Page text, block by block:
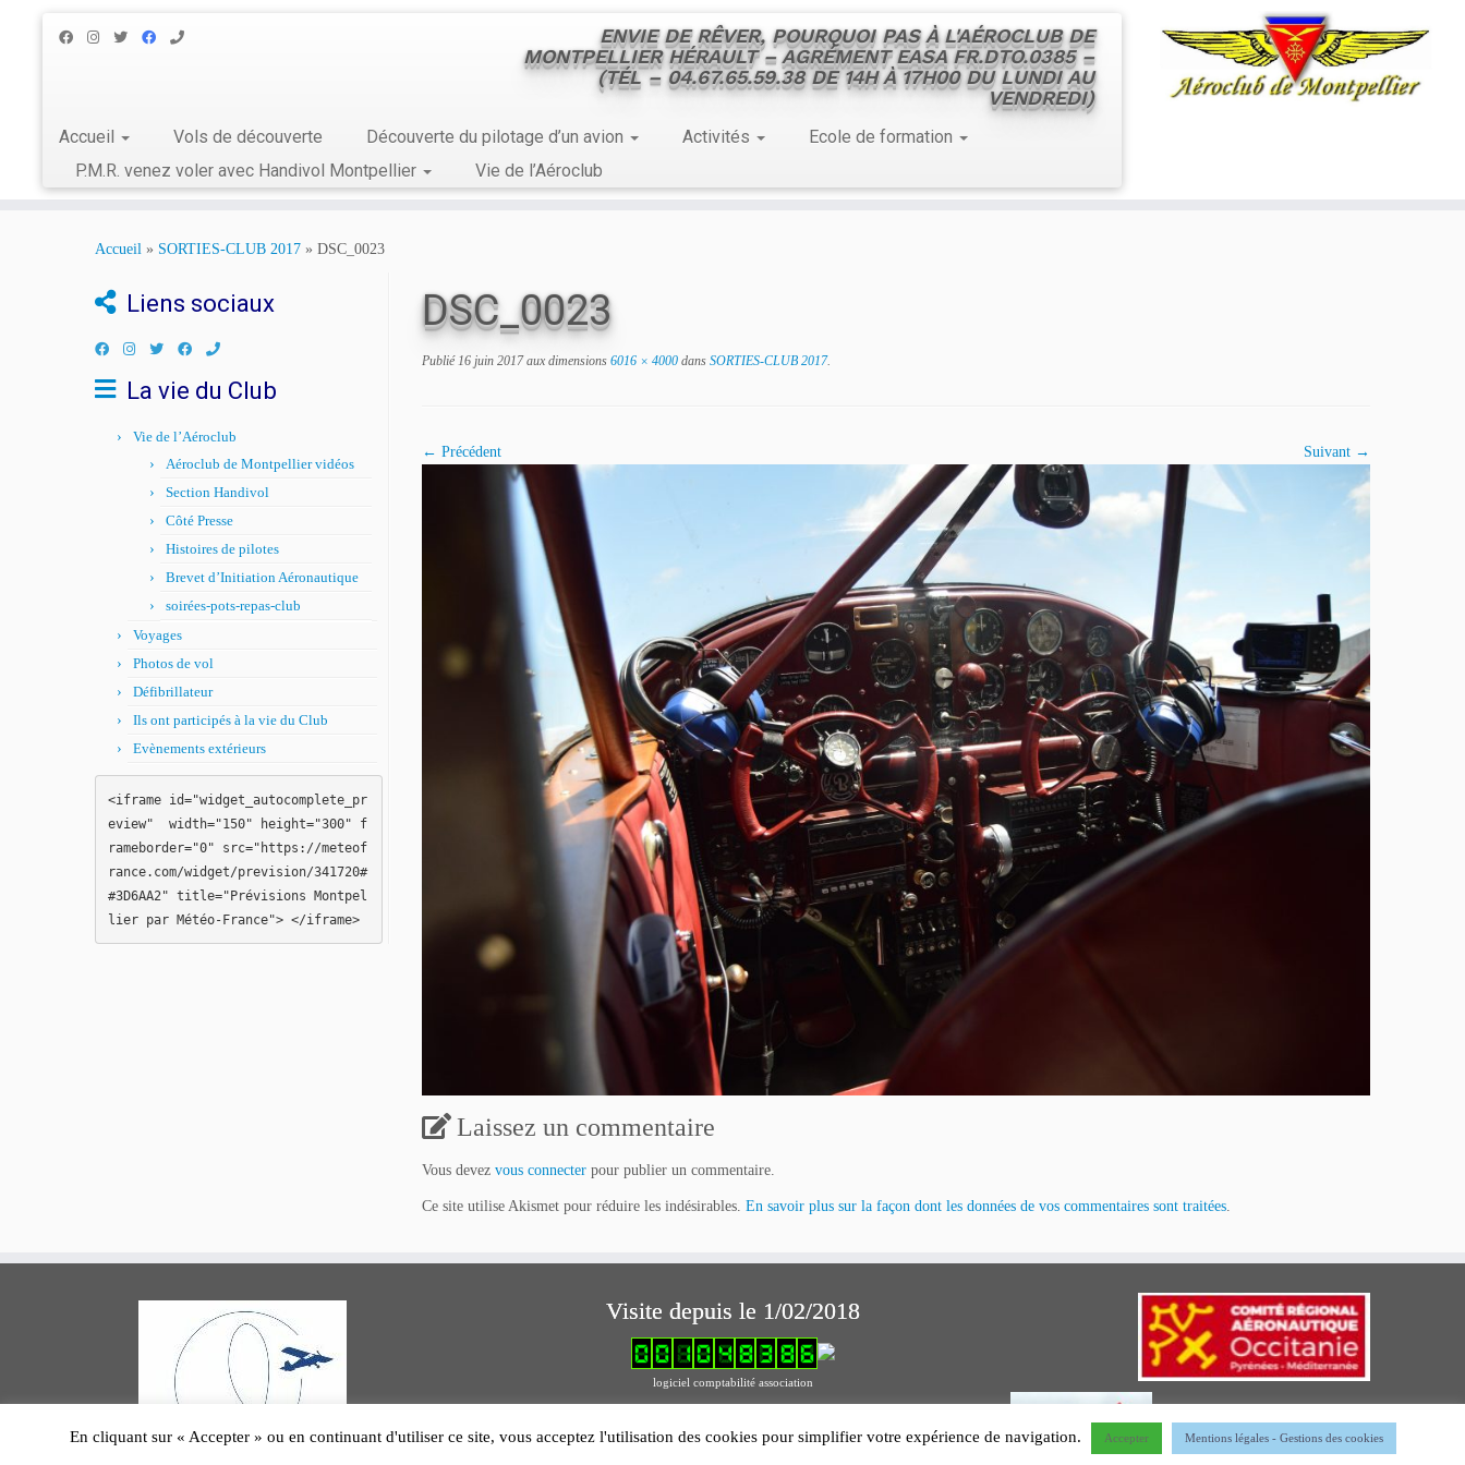
ENVIE DE RÊVER, POURQUOI PAS À L'AÉROCLUB DE
MONTPELLIER HÉRAULT – AGRÉMENT EASA FR.DTO.0385 –
(TÉL – 04.67.65.59.38 DE 14H À 17H00 DU LUNDI AU
VENDREDI)
Accueil Vols de découverte Découverte du pilotage d’un avion Activités
Ecole de formation
P.M.R. venez voler avec Handivol Montpellier
Vie de l’Aéroclub
Accueil » SORTIES-CLUB 2017 » DSC_0023
Liens sociaux
La vie du Club
Vie de l’Aéroclub
Aéroclub de Montpellier vidéos
Section Handivol
Côté Presse
Histoires de pilotes
Brevet d’Initiation Aéronautique
soirées-pots-repas-club
Voyages
Photos de vol
Défibrillateur
Ils ont participés à la vie du Club
Evènements extérieurs
<iframe id="widget_autocomplete_pr
eview"  width="150" height="300" f
rameborder="0" src="https://meteof
rance.com/widget/prevision/341720#
#3D6AA2" title="Prévisions Montpel
lier par Météo-France"> </iframe>
DSC_0023
Publié 16 juin 2017aux dimensions 6016 × 4000 dans SORTIES-CLUB 2017.
← Précédent Suivant →
Laissez un commentaire
Vous devez vous connecter pour publier un commentaire.
Ce site utilise Akismet pour réduire les indésirables. En savoir plus sur la façon dont les données de vos commentaires sont traitées
Visite depuis le 1/02/2018
logiciel comptabilité association
En cliquant sur « Accepter » ou en continuant d'utiliser ce site, vous acceptez l'utilisation des cookies pour simplifier votre expérience de navigation. Accepter Mentions légales - Gestions des cookies